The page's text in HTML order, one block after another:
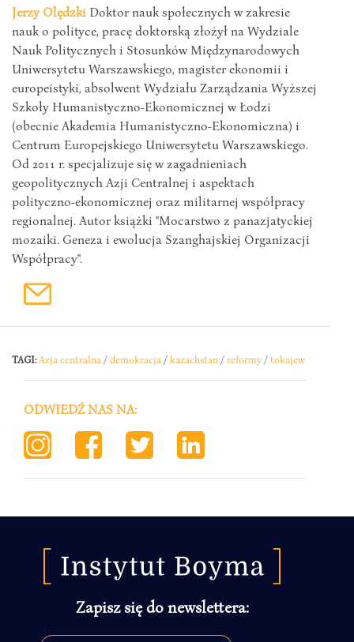
Jerzy Olędzki Doktor nauk społecznych w zakresie
nauk o polityce, pracę doktorską złożył na Wydziale
Nauk Politycznych i Stosunków Międzynarodowych
Uniwersytetu Warszawskiego, magister ekonomii i
europeistyki, absolwent Wydziału Zarządzania Wyższej
Szkoły Humanistyczno-Ekonomicznej w Łodzi
(obecnie Akademia Humanistyczno-Ekonomiczna) i
Centrum Europejskiego Uniwersytetu Warszawskiego.
Od 2011 r. specjalizuje się w zagadnieniach
geopolitycznych Azji Centralnej i aspektach
polityczno-ekonomicznej oraz militarnej współpracy
regionalnej. Autor książki "Mocarstwo z panazjatyckiej
mozaiki. Geneza i ewolucja Szanghajskiej Organizacji
Współpracy".
TAGI:Azja centralna /demokracja /kazachstan /reformy /tokajew
ODWIEDŹ NAS NA:
Zapisz się do newslettera: